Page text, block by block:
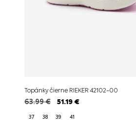
Topánky čierne RIEKER 42102-00
63.99€ 51.19€
37 38 39 41